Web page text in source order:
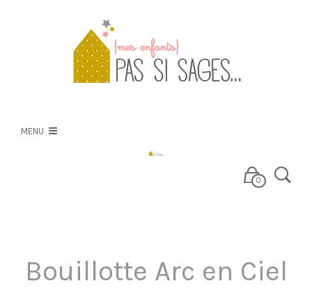
MENU
0
Bouillotte Arc en Ciel
BLOG